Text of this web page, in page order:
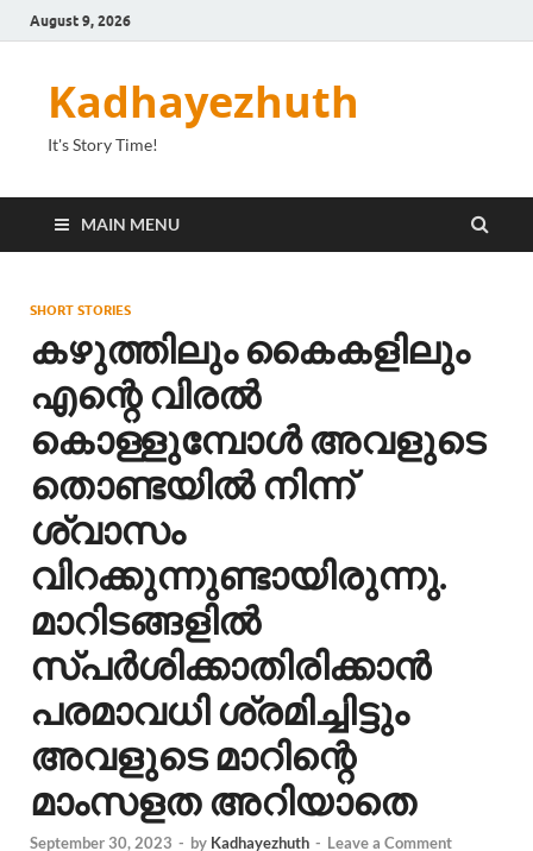
August 9, 2026
Kadhayezhuth
It's Story Time!
MAIN MENU
SHORT STORIES
കഴുത്തിലും കൈകളിലും
എന്റെ വിരൽ
കൊള്ളുമ്പോൾ അവളുടെ
തൊണ്ടയിൽ നിന്ന്
ശ്വാസം
വിറക്കുന്നുണ്ടായിരുന്നു.
മാറിടങ്ങളിൽ
സ്പർശിക്കാതിരിക്കാൻ
പരമാവധി ശ്രമിച്ചിട്ടും
അവളുടെ മാറിന്റെ
മാംസളത അറിയാതെ
September 30, 2023 - by Kadhayezhuth - Leave a Comment